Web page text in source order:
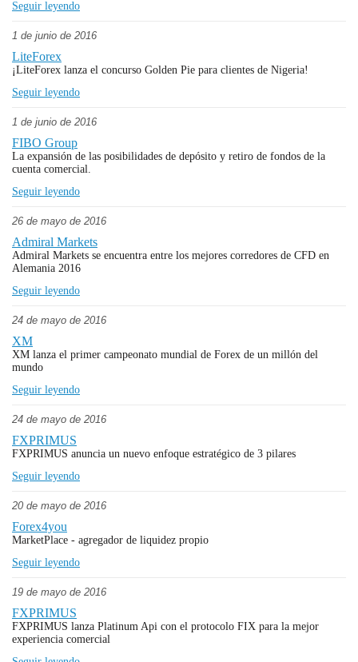
Seguir leyendo
1 de junio de 2016
LiteForex
¡LiteForex lanza el concurso Golden Pie para clientes de Nigeria!
Seguir leyendo
1 de junio de 2016
FIBO Group
La expansión de las posibilidades de depósito y retiro de fondos de la
cuenta comercial.
Seguir leyendo
26 de mayo de 2016
Admiral Markets
Admiral Markets se encuentra entre los mejores corredores de CFD en
Alemania 2016
Seguir leyendo
24 de mayo de 2016
XM
XM lanza el primer campeonato mundial de Forex de un millón del
mundo
Seguir leyendo
24 de mayo de 2016
FXPRIMUS
FXPRIMUS anuncia un nuevo enfoque estratégico de 3 pilares
Seguir leyendo
20 de mayo de 2016
Forex4you
MarketPlace - agregador de liquidez propio
Seguir leyendo
19 de mayo de 2016
FXPRIMUS
FXPRIMUS lanza Platinum Api con el protocolo FIX para la mejor
experiencia comercial